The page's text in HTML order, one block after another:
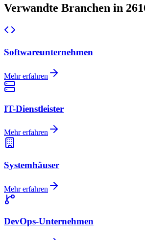
Verwandte Branchen in
Softwareunternehmen
Mehr erfahren
IT-Dienstleister
Mehr erfahren
Systemhäuser
Mehr erfahren
DevOps-Unternehmen